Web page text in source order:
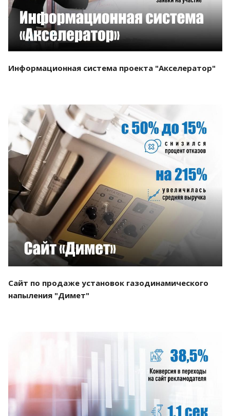
Информационная система проекта "Акселератор"
Смотреть проект
Сайт по продаже установок газодинамического
напыления "Димет"